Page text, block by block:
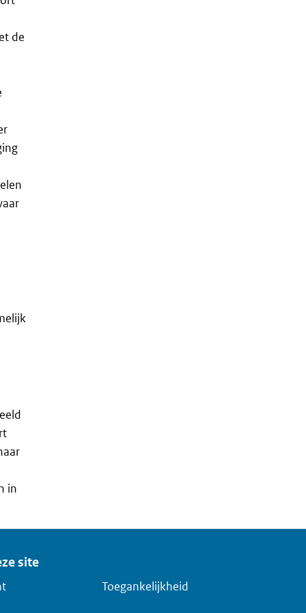
de
in
site
Toegankelijkheid